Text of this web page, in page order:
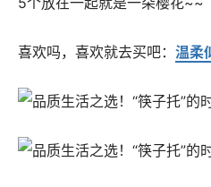
喜欢吗，喜欢就去买吧： 温柔